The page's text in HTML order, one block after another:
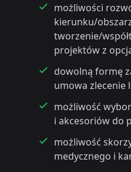
możliwości
kierunku/
tworzenie/
projektów z
dowolną formę
umowa zlecenie
możliwość
i akcesoriów do
możliwość
medycznego i